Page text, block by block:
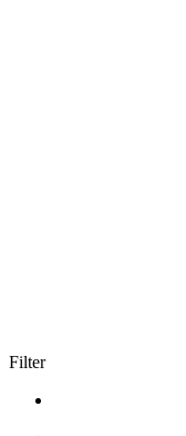
Filter